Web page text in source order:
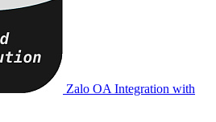
Zalo OA Integration with